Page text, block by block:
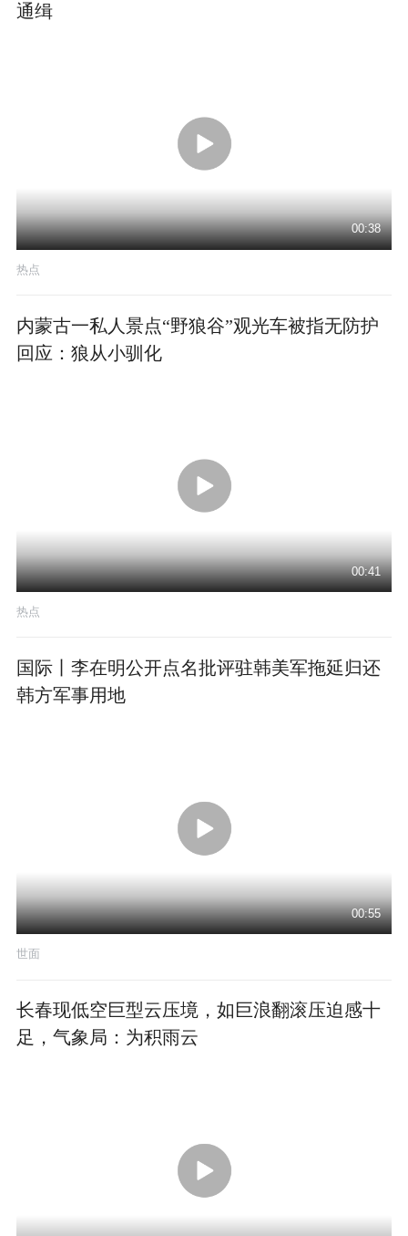
通缉
00:38
热点
内蒙古一私人景点“野狼谷”观光车被指无防护
回应：狼从小驯化
00:41
热点
国际丨李在明公开点名批评驻韩美军拖延归还
韩方军事用地
00:55
世面
长春现低空巨型云压境，如巨浪翻滚压迫感十
足，气象局：为积雨云